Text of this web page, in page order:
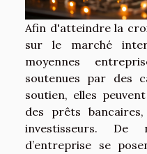
Afin d'atteindre la
sur le marché
moyennes
soutenues par des
soutien, elles
des prêts
investisseurs. De
d’entreprise se